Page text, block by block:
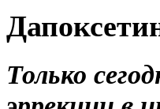
Только